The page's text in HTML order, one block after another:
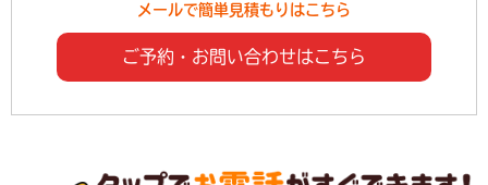
メールで簡単見積もりはこちら
ご予約・お問い合わせはこちら